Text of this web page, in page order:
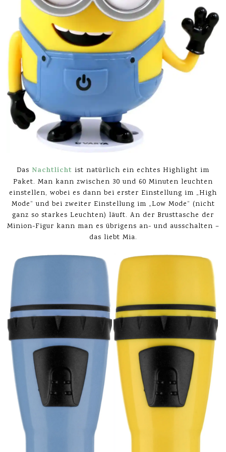
Das Nachtlicht ist natürlich ein echtes Highlight im
Paket. Man kann zwischen 30 und 60 Minuten leuchten
einstellen, wobei es dann bei erster Einstellung im „High
Mode“ und bei zweiter Einstellung im „Low Mode“ (nicht
ganz so starkes Leuchten) läuft. An der Brusttasche der
Minion-Figur kann man es übrigens an- und ausschalten –
das liebt Mia.